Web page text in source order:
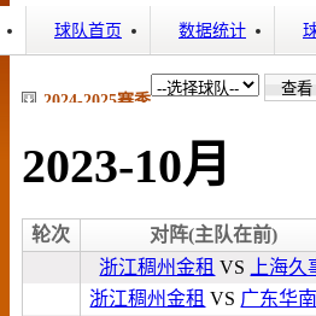
球队首页 数据统计
2024-2025赛季
2023-10月
轮次 对阵(主队在前)
浙江稠州金租 VS 上海久
浙江稠州金租 VS 广东华